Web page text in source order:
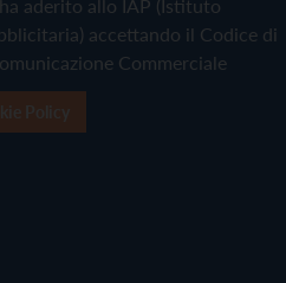
aderito allo IAP (Istituto
accettando il Codice di
Commerciale